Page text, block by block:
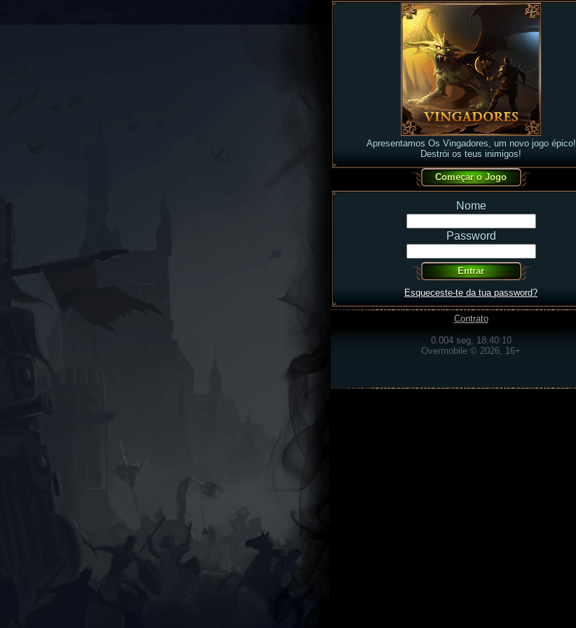
Apresentamos Os Vingadores, um novo jogo épico!
Destrói os teus inimigos!
Nome
Password
Esqueceste-te da tua password?
Contrato
0.004 seg, 18:40:10
Overmobile © 2026, 16+